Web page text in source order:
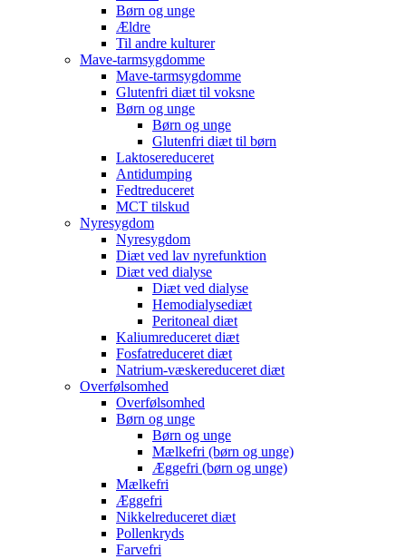
Børn og unge
Ældre
Til andre kulturer
Mave-tarmsygdomme
Mave-tarmsygdomme
Glutenfri diæt til voksne
Børn og unge
Børn og unge
Glutenfri diæt til børn
Laktosereduceret
Antidumping
Fedtreduceret
MCT tilskud
Nyresygdom
Nyresygdom
Diæt ved lav nyrefunktion
Diæt ved dialyse
Diæt ved dialyse
Hemodialysediæt
Peritoneal diæt
Kaliumreduceret diæt
Fosfatreduceret diæt
Natrium-væskereduceret diæt
Overfølsomhed
Overfølsomhed
Børn og unge
Børn og unge
Mælkefri (børn og unge)
Æggefri (børn og unge)
Mælkefri
Æggefri
Nikkelreduceret diæt
Pollenkryds
Farvefri